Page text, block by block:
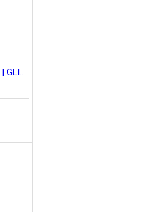
உலக சரித்திரம் (2 parts) | GLIMPSES OF WORLD HISTORY